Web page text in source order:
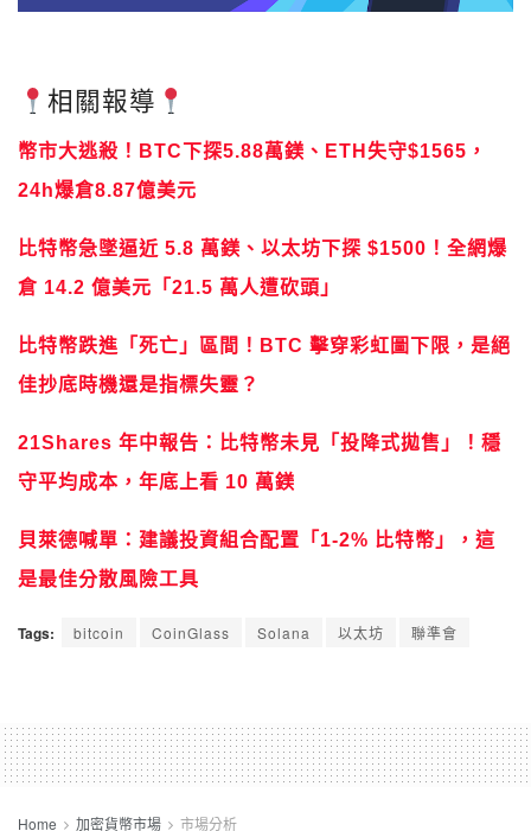
相關報導
幣市大逃殺！BTC下探5.88萬鎂、ETH失守$1565，
24h爆倉8.87億美元
比特幣急墜逼近 5.8 萬鎂、以太坊下探 $1500！全網爆
倉 14.2 億美元「21.5 萬人遭砍頭」
比特幣跌進「死亡」區間！BTC 擊穿彩虹圖下限，是絕
佳抄底時機還是指標失靈？
21Shares 年中報告：比特幣未見「投降式拋售」！穩
守平均成本，年底上看 10 萬鎂
貝萊德喊單：建議投資組合配置「1-2% 比特幣」，這
是最佳分散風險工具
Tags: bitcoin CoinGlass Solana 以太坊 聯準會
Home 加密貨幣市場 市場分析